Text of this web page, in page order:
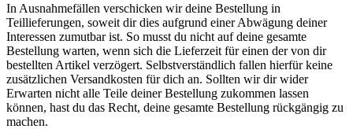
In Ausnahmefällen verschicken wir deine Bestellung in
Teillieferungen, soweit dir dies aufgrund einer Abwägung deiner
Interessen zumutbar ist. So musst du nicht auf deine gesamte
Bestellung warten, wenn sich die Lieferzeit für einen der von dir
bestellten Artikel verzögert. Selbstverständlich fallen hierfür keine
zusätzlichen Versandkosten für dich an. Sollten wir dir wider
Erwarten nicht alle Teile deiner Bestellung zukommen lassen
können, hast du das Recht, deine gesamte Bestellung rückgängig zu
machen.